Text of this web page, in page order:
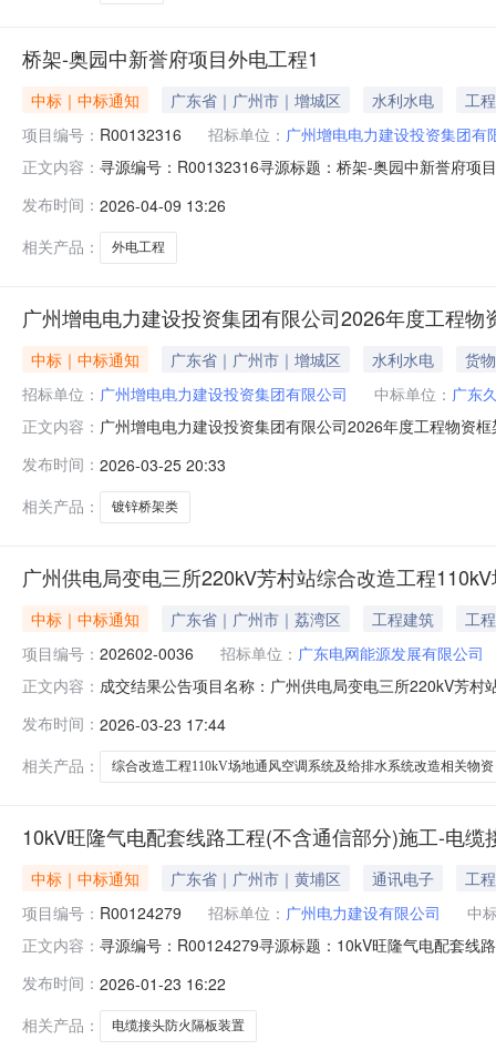
桥架-奥园中新誉府项目外电工程1
中标｜中标通知 广东省｜广州市｜增城区 水利水电
工程
项目编号： R00132316 招标单位： 广州增电电力建设投资集团有
正文内容： 寻源编号：R00132316寻源标题：桥架-奥园中新誉府项
发布时间： 2026-04-09 13:26
相关产品：
外电工程
广州增电电力建设投资集团有限公司2026年度工程
中标｜中标通知 广东省｜广州市｜增城区 水利水电
货物
招标单位： 广州增电电力建设投资集团有限公司 中标单位： 广东
正文内容： 广州增电电力建设投资集团有限公司2026年度工程物资
20.00%成交内容为采购文件所规定的发包内容。第一名
为采购文件所规定
发布时间： 2026-03-25 20:33
相关产品：
镀锌桥架类
广州供电局变电三所220kV芳村站综合改造工程
中标｜中标通知 广东省｜广州市｜荔湾区 工程建筑
工程
项目编号： 202602-0036 招标单位： 广东电网能源发展有限公司
正文内容： 成交结果公告项目名称：广州供电局变电三所220kV芳
州供电局变电三所220kV芳村站综合改造工程110kV场地
出的《收
发布时间： 2026-03-23 17:44
相关产品：
综合改造工程110kV场地通风空调系统及给排水系统改造相关物资
10kV旺隆气电配套线路工程(不含通信部分)施工-电缆
中标｜中标通知 广东省｜广州市｜黄埔区 通讯电子
工程
项目编号： R00124279 招标单位： 广州电力建设有限公司
中
正文内容： 寻源编号：R00124279寻源标题：10kV旺隆气电配套线
发布时间： 2026-01-23 16:22
相关产品：
电缆接头防火隔板装置